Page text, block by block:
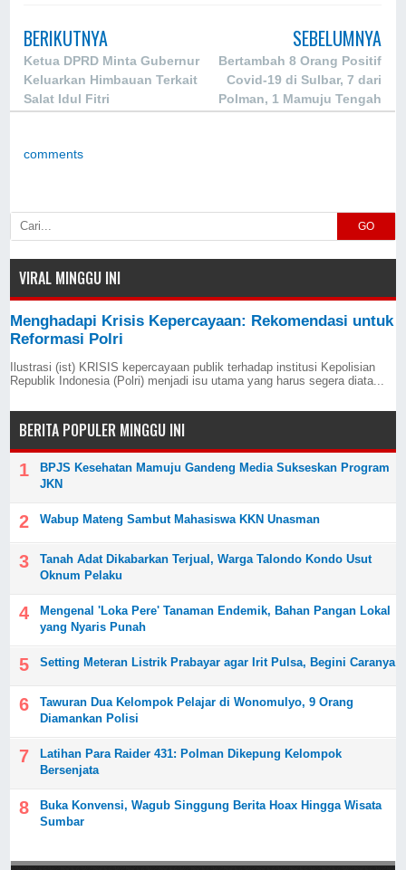
BERIKUTNYA
Ketua DPRD Minta Gubernur
Keluarkan Himbauan Terkait
Salat Idul Fitri
SEBELUMNYA
Bertambah 8 Orang Positif
Covid-19 di Sulbar, 7 dari
Polman, 1 Mamuju Tengah
comments
GO
VIRAL MINGGU INI
Menghadapi Krisis Kepercayaan: Rekomendasi untuk
Reformasi Polri
Ilustrasi (ist) KRISIS kepercayaan publik terhadap institusi Kepolisian
Republik Indonesia (Polri) menjadi isu utama yang harus segera diata...
BERITA POPULER MINGGU INI
BPJS Kesehatan Mamuju Gandeng Media Sukseskan Program
JKN
Wabup Mateng Sambut Mahasiswa KKN Unasman
Tanah Adat Dikabarkan Terjual, Warga Talondo Kondo Usut
Oknum Pelaku
Mengenal 'Loka Pere' Tanaman Endemik, Bahan Pangan Lokal
yang Nyaris Punah
Setting Meteran Listrik Prabayar agar Irit Pulsa, Begini Caranya
Tawuran Dua Kelompok Pelajar di Wonomulyo, 9 Orang
Diamankan Polisi
Latihan Para Raider 431: Polman Dikepung Kelompok
Bersenjata
Buka Konvensi, Wagub Singgung Berita Hoax Hingga Wisata
Sumbar